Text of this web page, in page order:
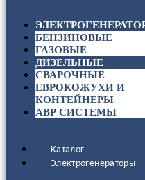
БЕНЗИНОВЫЕ
ГАЗОВЫЕ
ДИЗЕЛЬНЫЕ
СВАРОЧНЫЕ
ЕВРОКОЖУХИ И
КОНТЕЙНЕРЫ
АВР СИСТЕМЫ
Каталог
Электрогенераторы